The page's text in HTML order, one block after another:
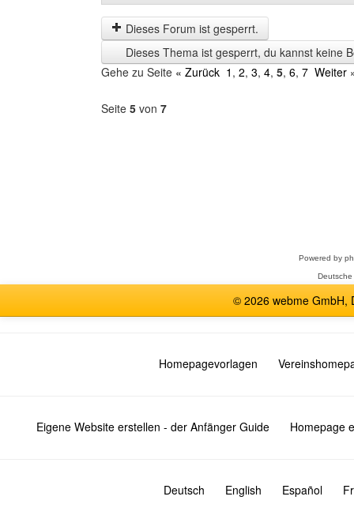
der
letzten
Zeit
anzeigen
by
Dieses Forum ist gesperrt.
Dieses Thema ist gesperrt, du kannst keine
Gehe zu Seite « Zurück 1 , 2, 3, 4, 5, 6, 7 Weiter
Seite 5 von 7
Powered by
© 2026 webme GmbH,
Homepagevorlagen
Eigene Website erstellen - der Anfänger Guide Homepage
Deutsch English Español